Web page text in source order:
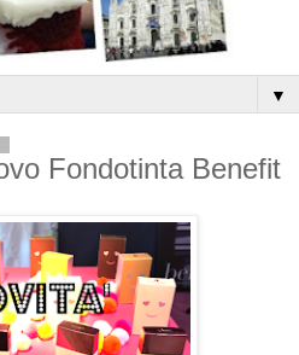
▼
Fondotinta Benefit